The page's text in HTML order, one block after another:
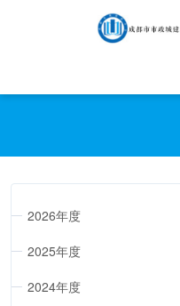
2026年度
2025年度
2024年度